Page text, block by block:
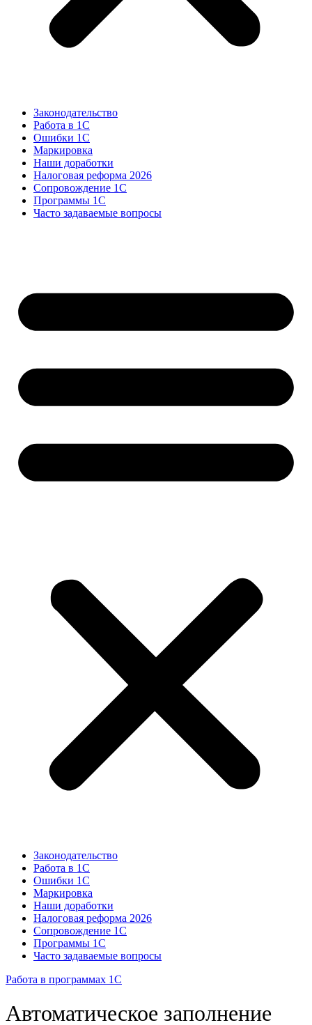
Законодательство
Работа в 1С
Ошибки 1С
Маркировка
Наши доработки
Налоговая реформа 2026
Сопровождение 1С
Программы 1С
Часто задаваемые вопросы
Законодательство
Работа в 1С
Ошибки 1С
Маркировка
Наши доработки
Налоговая реформа 2026
Сопровождение 1С
Программы 1С
Часто задаваемые вопросы
Работа в программах 1С
Автоматическое заполнение